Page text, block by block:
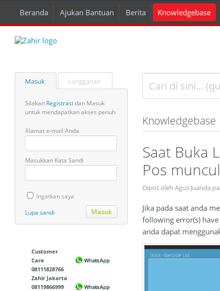
Beranda Ajukan Bantuan Berita Knowledgebase
Masuk Langganan
Silakan Registrasi dan Masuk
untuk mendapatkan akses penuh
Alamat e-mail Anda
Masukkan Kata Sandi
Ingatkan saya
Lupa sandi
Customer
Care
08111828766
Zahir Jakarta
08119866999
Knowledgebase
Saat Buka
Pos
Dipos oleh Agus Juanda
Jika pada saat anda
following error(s)
anda dapat